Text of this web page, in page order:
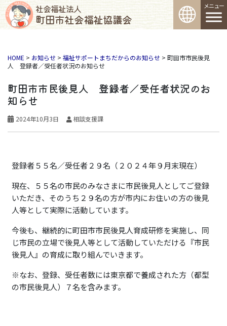
社会福祉法人
町田市社会福祉協議会
コンテンツへスキップ
HOME > お知らせ > 福祉サポートまちだからのお知らせ > 町田市市民後見
人 登録者／受任者状況のお知らせ
町田市市民後見人 登録者／受任者状況のお
知らせ
2024年10月3日 相談支援課
登録者５５名／受任者２９名（２０２４年９月末現在）
現在、５５名の市民のみなさまに市民後見人としてご登録
いただき、そのうち２９名の方が市内にお住いの方の後見
人等として実際に活動しています。
今後も、継続的に町田市市民後見人育成研修を実施し、同
じ市民の立場で後見人等として活動していただける『市民
後見人』の育成に取り組んでいきます。
※なお、登録、受任者数には東京都で養成された方（都型
の市民後見人）７名を含みます。